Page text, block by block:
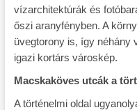
vízarchitektúrák és
őszi aranyfényben. A
üvegtorony is, így néhány
igazi kortárs városkép.
Macskaköves utcák a
A történelmi oldal